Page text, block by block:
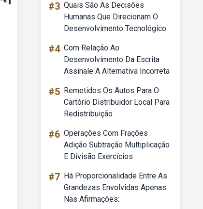
#3 Quais São As Decisões
Humanas Que Direcionam O
Desenvolvimento Tecnológico
#4 Com Relação Ao
Desenvolvimento Da Escrita
Assinale A Alternativa Incorreta
#5 Remetidos Os Autos Para O
Cartório Distribuidor Local Para
Redistribuição
#6 Operações Com Frações
Adição Subtração Multiplicação
E Divisão Exercícios
#7 Há Proporcionalidade Entre As
Grandezas Envolvidas Apenas
Nas Afirmações: